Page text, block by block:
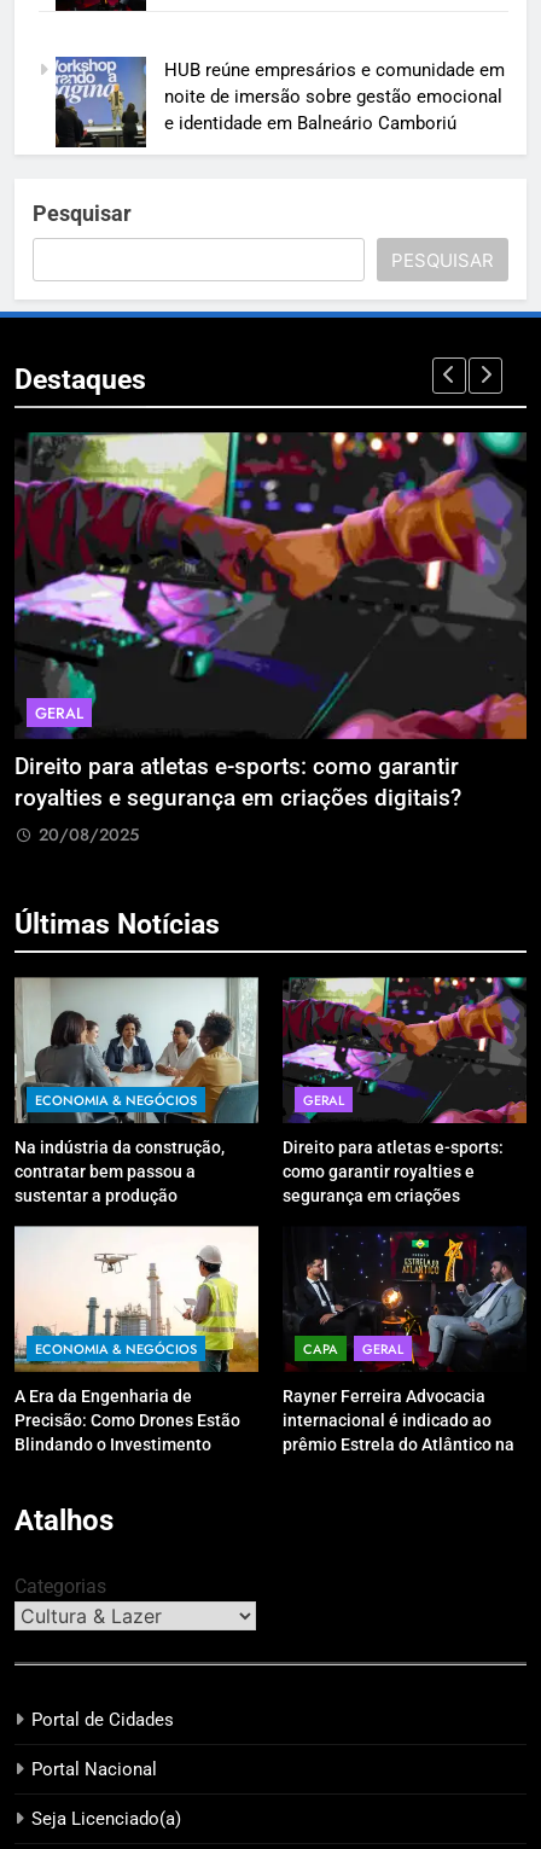
HUB reúne empresários e comunidade em
noite de imersão sobre gestão emocional
e identidade em Balneário Camboriú
Pesquisar
PESQUISAR
Destaques
GERAL
Direito para atletas e-sports: como garantir
royalties e segurança em criações digitais?
20/08/2025
Últimas Notícias
ECONOMIA & NEGÓCIOS
Na indústria da construção,
contratar bem passou a
sustentar a produção
GERAL
Direito para atletas e-sports:
como garantir royalties e
segurança em criações
ECONOMIA & NEGÓCIOS
A Era da Engenharia de
Precisão: Como Drones Estão
Blindando o Investimento
CAPA GERAL
Rayner Ferreira Advocacia
internacional é indicado ao
prêmio Estrela do Atlântico na
Atalhos
Categorias
Portal de Cidades
Portal Nacional
Seja Licenciado(a)